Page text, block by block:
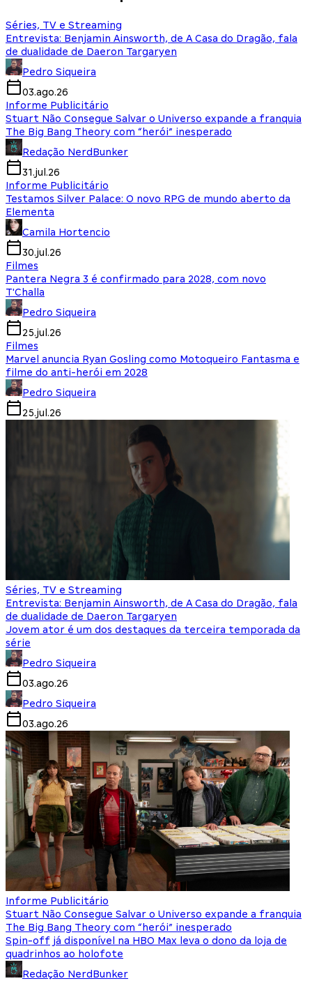
Séries, TV e Streaming
Entrevista: Benjamin Ainsworth, de A Casa do Dragão, fala
de dualidade de Daeron Targaryen
Pedro Siqueira
03.ago.26
Informe Publicitário
Stuart Não Consegue Salvar o Universo expande a franquia
The Big Bang Theory com “herói” inesperado
Redação NerdBunker
31.jul.26
Informe Publicitário
Testamos Silver Palace: O novo RPG de mundo aberto da
Elementa
Camila Hortencio
30.jul.26
Filmes
Pantera Negra 3 é confirmado para 2028, com novo
T'Challa
Pedro Siqueira
25.jul.26
Filmes
Marvel anuncia Ryan Gosling como Motoqueiro Fantasma e
filme do anti-herói em 2028
Pedro Siqueira
25.jul.26
Séries, TV e Streaming
Entrevista: Benjamin Ainsworth, de A Casa do Dragão, fala
de dualidade de Daeron Targaryen
Jovem ator é um dos destaques da terceira temporada da
série
Pedro Siqueira
03.ago.26
Pedro Siqueira
03.ago.26
Informe Publicitário
Stuart Não Consegue Salvar o Universo expande a franquia
The Big Bang Theory com “herói” inesperado
Spin-off já disponível na HBO Max leva o dono da loja de
quadrinhos ao holofote
Redação NerdBunker